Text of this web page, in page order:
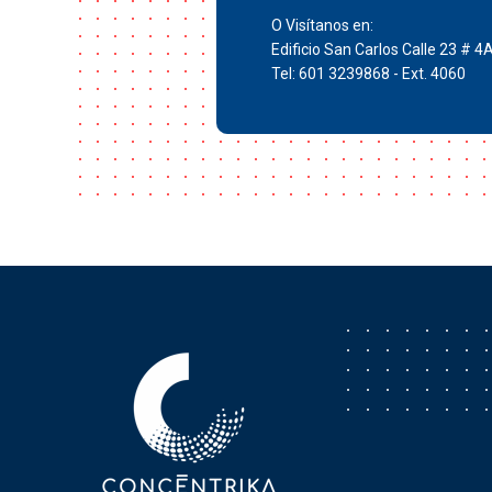
O Visítanos en:
Edificio San Carlos Calle 23 #
Tel: 601 3239868 - Ext. 4060